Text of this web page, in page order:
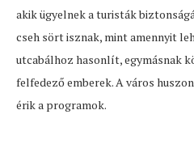
akik ügyelnek a turisták
cseh sört isznak, mint amennyit
utcabálhoz hasonlít, egymásnak
felfedező emberek. A város
érik a programok.